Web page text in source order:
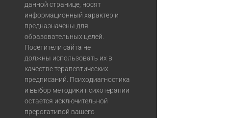
данной странице, носят
информационный характер и
предназначены для
образовательных целей.
Посетители сайта не
должны использовать их в
качестве терапевтических
предписаний. Психодиагностика
и выбор методики психотерапии
остается исключительной
прерогативой вашего